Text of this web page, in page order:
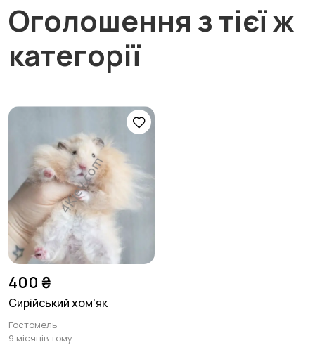
Оголошення з тієї ж
категорії
400 ₴
Сирійський хом'як
Гостомель
9 місяців тому